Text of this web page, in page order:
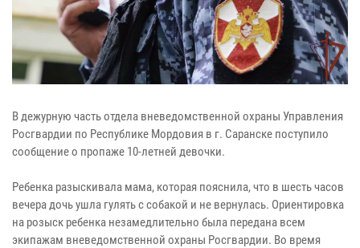
В дежурную часть отдела вневедомственной охраны Управления
Росгвардии по Республике Мордовия в г. Саранске поступило
сообщение о пропаже 10-летней девочки.
Ребенка разыскивала мама, которая пояснила, что в шесть часов
вечера дочь ушла гулять с собакой и не вернулась. Ориентировка
на розыск ребенка незамедлительно была передана всем
экипажам вневедомственной охраны Росгвардии. Во время